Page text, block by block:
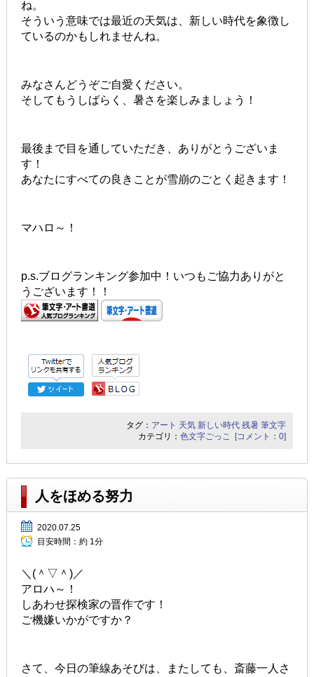
ね。
そういう意味では最近の天気は、新しい時代を象徴し
ているのかもしれませんね。
みなさんどうぞご自愛ください。
そしてもうしばらく、暑さを楽しみましょう！
最後まで目を通していただき、ありがとうございま
す！
あなたにすべての良きことが雪崩のごとく起きます！
マハロ～！
p.s.ブログランキング参加中！いつもご協力ありがと
うございます！！
タグ： アート 天気 新しい時代 残暑 筆文字
カテゴリ：色文字ごっこ [コメント：0]
人をほめる努力
2020.07.25
目安時間： 約 1分
＼(＾▽＾)／
アロハ～！
しあわせ探検家の晋作です！
ご機嫌いかがですか？
さて、今日の筆線あそびは、またしても、斎藤一人さ